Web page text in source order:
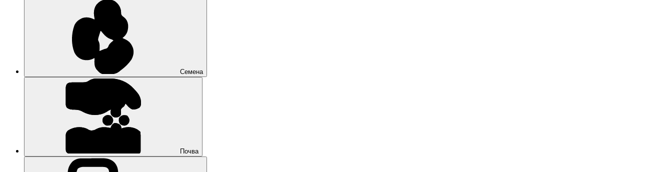
Семена
Почва